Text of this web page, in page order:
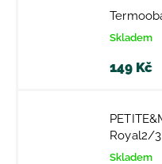
Skladem
149 Kč
Royal2/
Skladem